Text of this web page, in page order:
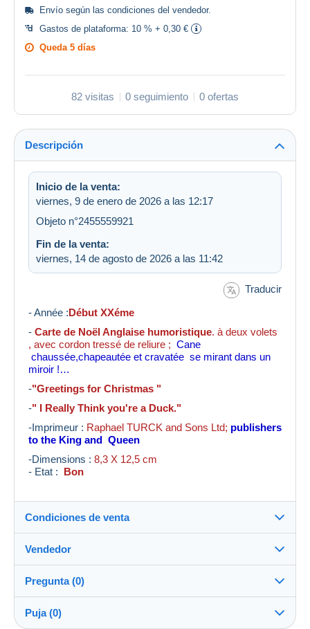
Envío según las condiciones del vendedor.
Gastos de plataforma: 10 % + 0,30 €
Queda 5 días
82 visitas 0 seguimiento 0 ofertas
Descripción
Inicio de la venta:
viernes, 9 de enero de 2026 a las 12:17
Objeto n°2455559921
Fin de la venta:
viernes, 14 de agosto de 2026 a las 11:42
Traducir
- Année :Début XXéme
- Carte de Noël Anglaise humoristique. à deux volets
, avec cordon tressé de reliure ; Cane
chaussée,chapeautée et cravatée se mirant dans un
miroir !…
-"Greetings for Christmas "
-" I Really Think you're a Duck."
-Imprimeur : Raphael TURCK and Sons Ltd; publishers
to the King and Queen
-Dimensions : 8,3 X 12,5 cm
- Etat : Bon
Condiciones de venta
Destino:
Ver la lista de países
Envío:
Envío después del pago
Vendedor
levieuxblanc100%(7126x)
Pregunta (0)
Puja (0)